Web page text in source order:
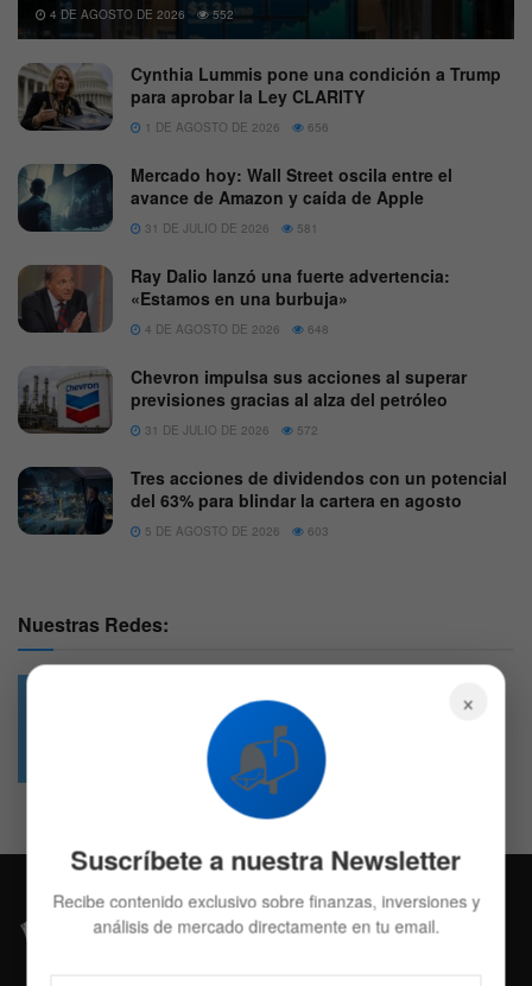
4 DE AGOSTO DE 2026 552
Cynthia Lummis pone una condición a Trump
para aprobar la Ley CLARITY
1 DE AGOSTO DE 2026 656
Mercado hoy: Wall Street oscila entre el
avance de Amazon y caída de Apple
31 DE JULIO DE 2026 581
Ray Dalio lanzó una fuerte advertencia:
«Estamos en una burbuja»
4 DE AGOSTO DE 2026 648
Chevron impulsa sus acciones al superar
previsiones gracias al alza del petróleo
31 DE JULIO DE 2026 572
Tres acciones de dividendos con un potencial
del 63% para blindar la cartera en agosto
5 DE AGOSTO DE 2026 603
Nuestras Redes:
4.7k
Followers
×
📬
Suscríbete a nuestra Newsletter
Recibe contenido exclusivo sobre finanzas, inversiones y
análisis de mercado directamente en tu email.